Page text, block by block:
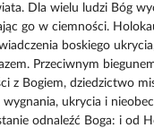
Dla wielu ludzi Bóg
go w ciemności.
boskiego
Przeciwnym
z Bogiem, dziedzictwo
ukrycia i
odnaleźć Boga: i od